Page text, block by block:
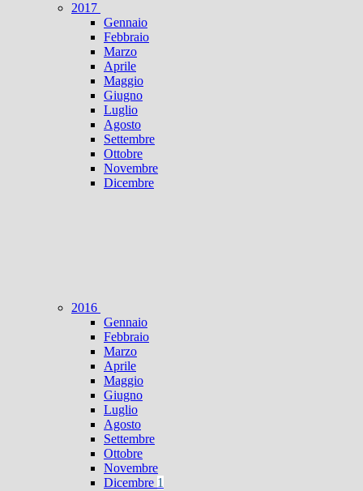
2017
Gennaio
Febbraio
Marzo
Aprile
Maggio
Giugno
Luglio
Agosto
Settembre
Ottobre
Novembre
Dicembre
2016
Gennaio
Febbraio
Marzo
Aprile
Maggio
Giugno
Luglio
Agosto
Settembre
Ottobre
Novembre
Dicembre 1